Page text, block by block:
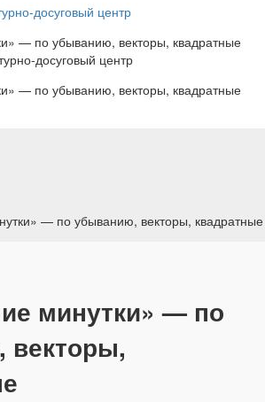
— по убыванию, векторы, квадратные
досуговый центр
— по убыванию, векторы, квадратные
— по убыванию, векторы, квадратные
минутки» — по